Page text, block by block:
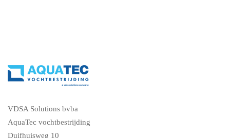
VDSA Solutions bvba
AquaTec vochtbestrijding
Duifhuisweg 10